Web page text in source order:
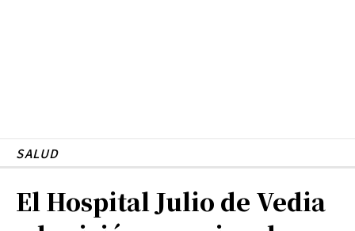
SALUD
El Hospital Julio de Vedia